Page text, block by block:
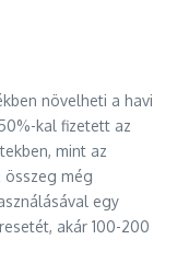
növelheti a havi
kal fizetett az
mint az
összeg még
egy
akár 100-200